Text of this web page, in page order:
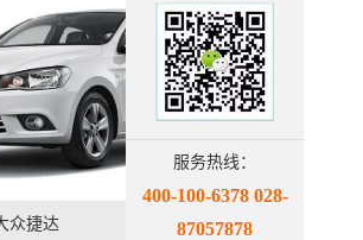
众捷达
服务热线：
400-100-6378 028-
87057878